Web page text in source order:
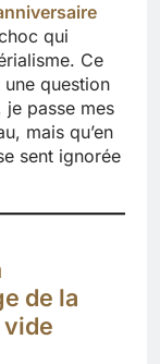
qui
Ce
une question
je passe mes
mais qu’en
sent ignorée
de la